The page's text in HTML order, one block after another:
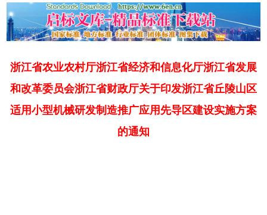
浙江省农业农村厅浙江省经济和信息化厅浙江省发展
和改革委员会浙江省财政厅关于印发浙江省丘陵山区
适用小型机械研发制造推广应用先导区建设实施方案
的通知